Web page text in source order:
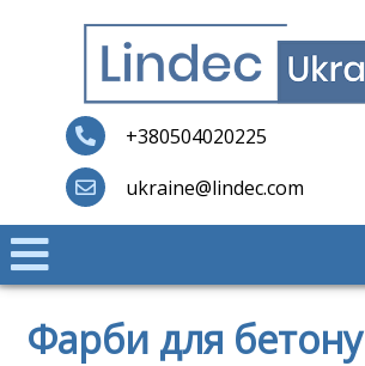
Lindec
+380504020225
ukraine@lindec.com
Фарби для бетону